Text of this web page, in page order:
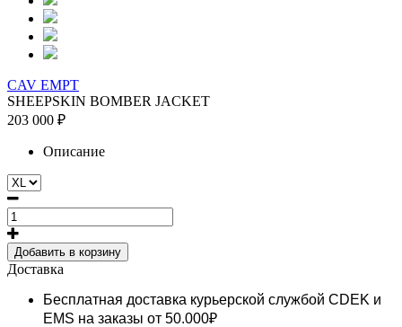
CAV EMPT
SHEEPSKIN BOMBER JACKET
203 000 ₽
Описание
Добавить в корзину
Доставка
Бесплатная доставка курьерской службой CDEK и
EMS на заказы от 50.000₽